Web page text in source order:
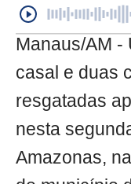
Manaus/AM -
casal e duas
resgatadas
nesta
Amazonas,